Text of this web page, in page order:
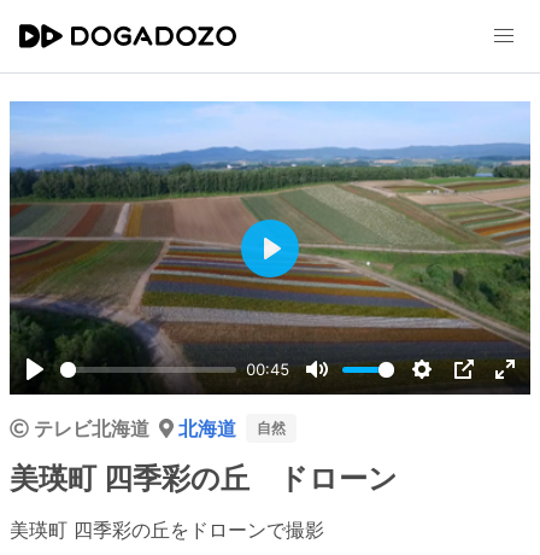
Play
00:45
Mute Settings
PIP
Play
テレビ北海道 北海道 自然
美瑛町 四季彩の丘 ドローン
美瑛町 四季彩の丘をドローンで撮影